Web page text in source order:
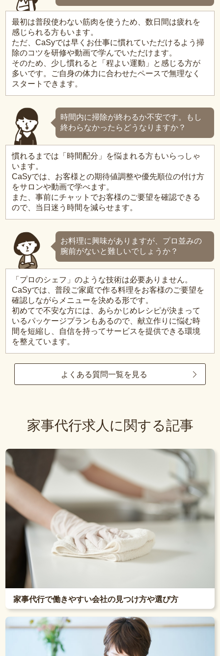
最初は普段使わない筋肉を使うため、数日間は疲れを
感じられる方もいます。
ただ、CaSyでは早くお仕事に慣れていただけるよう掃
除のコツを研修や動画で学んでいただけます。
そのため、少し慣れると「程よい運動」と感じる方が
多いです。ご自身の体力に合わせたペースで無理なく
スタートできます。
時間内に掃除が終わるか不安です。もし
終わらなかったらどうなりますか？
慣れるまでは「時間配分」を悩まれる方もいらっしゃ
います。
CaSyでは、お客様との期待値調整や優先順位の付け方
をサロンや動画で学べます。
また、事前にチャットでお客様のご要望を確認できる
ので、当日迷う時間を減らせます。
お料理に興味がありますが、プロ並みの
腕前がないと難しいでしょうか？
「プロのシェフ」のような技術は必要ありません。
CaSyでは、普段ご家庭で作る料理をお客様のご要望を
確認しながらメニューを決める形です。
初めてで不安な方には、あらかじめレシピが決まって
いるパッケージプランもあるので、献立作りに悩む時
間を短縮し、自信を持ってサービスを提供できる環境
を整えています。
よくある質問一覧を見る
家事代行求人に関する記事
家事代行で働きやすい会社の見つけ方や選び方